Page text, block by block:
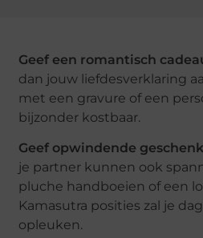
Geef een romantisch
dan jouw liefdesverklaring
met een gravure of een
bijzonder kostbaar.
Geef opwindende
je partner kunnen ook
pluche handboeien of een
Kamasutra posities zal je
opleuken.